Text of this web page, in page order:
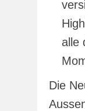
alle
Die